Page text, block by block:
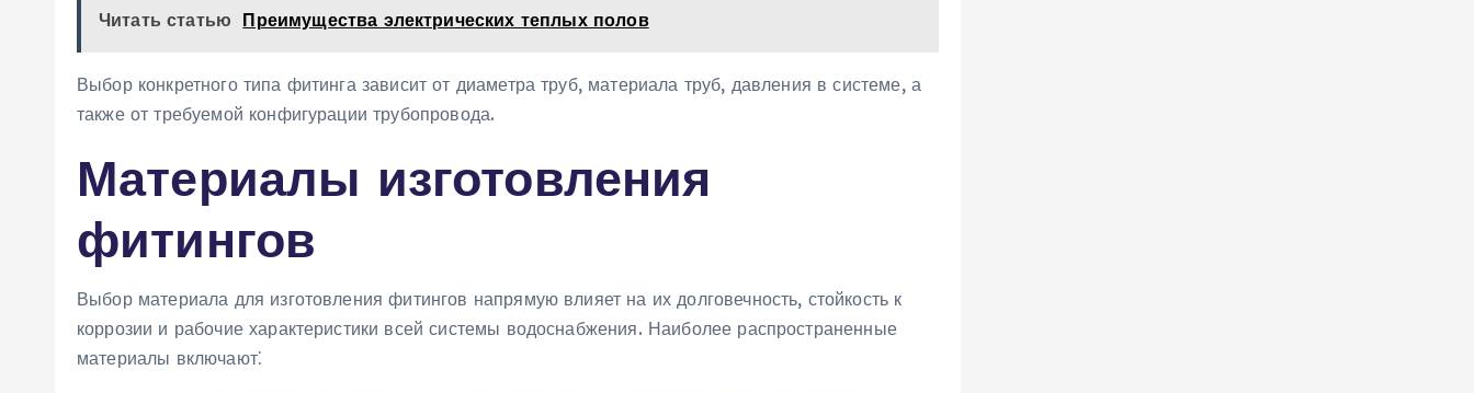
Читать статью Преимущества электрических теплых полов
Выбор конкретного типа фитинга зависит от диаметра труб‚ материала труб‚ давления в системе‚ а
также от требуемой конфигурации трубопровода.
Материалы изготовления
фитингов
Выбор материала для изготовления фитингов напрямую влияет на их долговечность‚ стойкость к
коррозии и рабочие характеристики всей системы водоснабжения. Наиболее распространенные
материалы включают⁚